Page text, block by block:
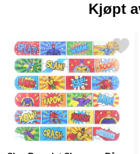
Kjøpt
slap Bracelet Slapwrap